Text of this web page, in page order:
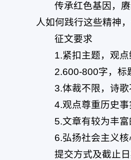
传承红色基因，
人如何践行这些精神
征文要求
1.紧扣主题，观点
2.600-800字，标
3.体裁不限，诗歌
4.观点尊重历史
5.文章有较为丰
6.弘扬社会主义
提交方式及截止